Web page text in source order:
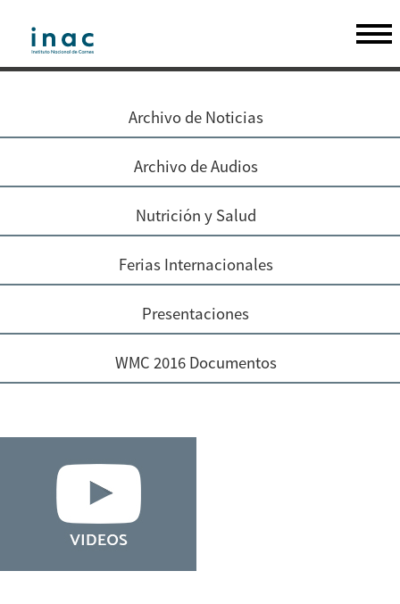
Archivo de Noticias
Archivo de Audios
Nutrición y Salud
Ferias Internacionales
Presentaciones
WMC 2016 Documentos